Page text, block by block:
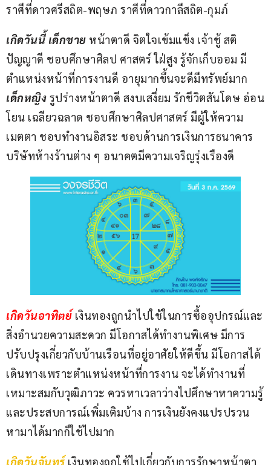
ราศีที่ดาวศรีสถิต-พฤษภ ราศีที่ดาวกาลีสถิต-กุมภ์
เกิดวันนี้ เด็กชาย หน้าตาดี จิตใจเข้มแข็ง เจ้าชู้ สติ
ปัญญาดี ชอบศึกษาศิลป ศาสตร์ ใฝ่สูง รู้จักเก็บออม มี
ตำแหน่งหน้าที่การงานดี อายุมากขึ้นจะดีมีทรัพย์มาก
เด็กหญิง รูปร่างหน้าตาดี สงบเสงี่ยม รักชีวิตสันโดษ อ่อน
โยน เฉลียวฉลาด ชอบศึกษาศิลปศาสตร์ มีผู้ให้ความ
เมตตา ชอบทำงานอิสระ ชอบด้านการเงินการธนาคาร
บริษัทห้างร้านต่าง ๆ อนาคตมีความเจริญรุ่งเรืองดี
เกิดวันอาทิตย์ เงินทองถูกนำไปใช้ในการซื้ออุปกรณ์และ
สิ่งอำนวยความสะดวก มีโอกาสได้ทำงานพิเศษ มีการ
ปรับปรุงเกี่ยวกับบ้านเรือนที่อยู่อาศัยให้ดีขึ้น มีโอกาสได้
เดินทางเพราะตำแหน่งหน้าที่การงาน จะได้ทำงานที่
เหมาะสมกับวุฒิภาวะ ควรหาเวลาว่างไปศึกษาหาความรู้
และประสบการณ์เพิ่มเติมบ้าง การเงินยังคงแปรปรวน
หามาได้มากก็ใช้ไปมาก
เกิดวันจันทร์ เงินทองถูกใช้ไปเกี่ยวกับการรักษาหน้าตา